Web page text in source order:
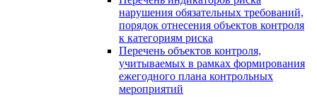
нарушения обязательных требований,
порядок отнесения объектов контроля
к категориям риска
Перечень объектов контроля,
учитываемых в рамках формирования
ежегодного плана контрольных
мероприятий